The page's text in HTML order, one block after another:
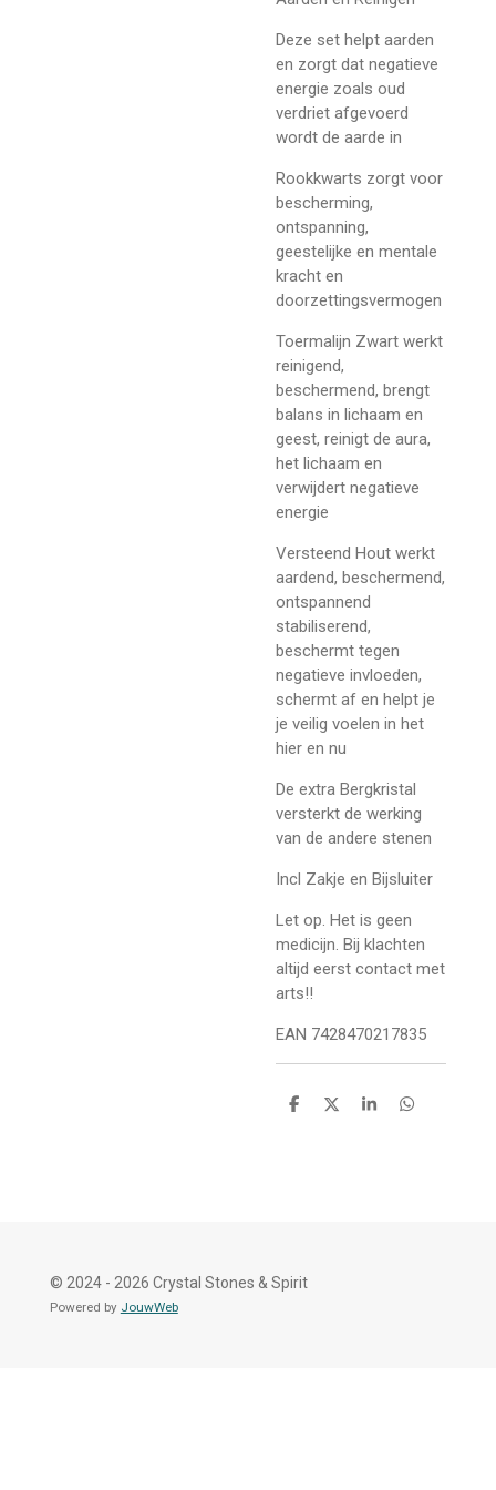
Deze set helpt aarden
en zorgt dat negatieve
energie zoals oud
verdriet afgevoerd
wordt de aarde in
Rookkwarts zorgt voor
bescherming,
ontspanning,
geestelijke en mentale
kracht en
doorzettingsvermogen
Toermalijn Zwart werkt
reinigend,
beschermend, brengt
balans in lichaam en
geest, reinigt de aura,
het lichaam en
verwijdert negatieve
energie
Versteend Hout werkt
aardend, beschermend,
ontspannend
stabiliserend,
beschermt tegen
negatieve invloeden,
schermt af en helpt je
je veilig voelen in het
hier en nu
De extra Bergkristal
versterkt de werking
van de andere stenen
Incl Zakje en Bijsluiter
Let op. Het is geen
medicijn. Bij klachten
altijd eerst contact met
arts!!
EAN 7428470217835
D
D
S
D
© 2024 - 2026 Crystal Stones & Spirit
Powered by JouwWeb